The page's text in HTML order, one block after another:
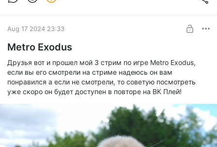
Aug 17 2024 23:33
Metro Exodus
Друзья вот и прошел мой 3 стрим по игре Metro Exodus,
если вы его смотрели на стриме надеюсь он вам
понравился а если не смотрели, то советую посмотреть
уже скоро он будет доступен в повторе на ВК Плей!